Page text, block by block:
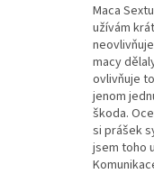
Maca
užívám
macy
ovlivňuje
jenom
škoda.
si prášek
jsem toho